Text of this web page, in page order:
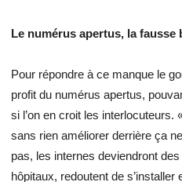
Le numérus apertus, la fausse
Pour répondre à ce manque le
profit du numérus apertus,
si l’on en croit les
sans rien améliorer derrière ça
pas, les internes deviendront
hôpitaux, redoutent de